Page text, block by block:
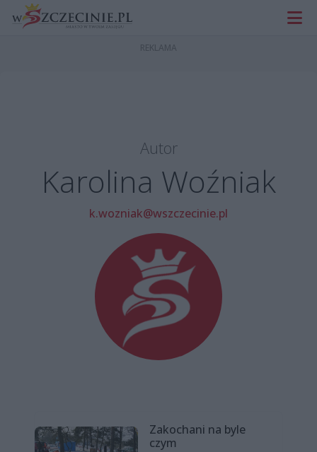
Autor
Karolina Woźniak
k.wozniak@wszczecinie.pl
Zakochani na byle
czym